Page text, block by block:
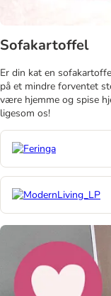
Sofakartoffel
Er din kat en
på et mindre forventet
være hjemme og spise
ligesom os!